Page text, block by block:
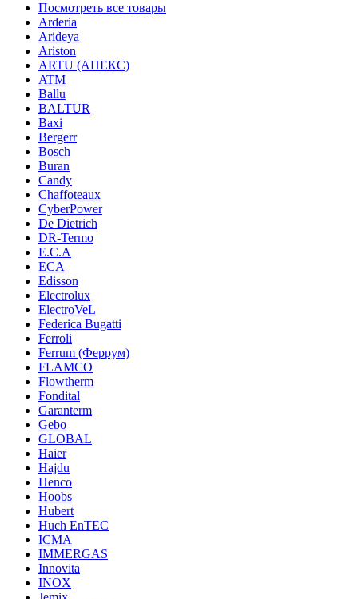
Посмотреть все товары
Arderia
Arideya
Ariston
ARTU (АПЕКС)
ATM
Ballu
BALTUR
Baxi
Bergerr
Bosch
Buran
Candy
Chaffoteaux
CyberPower
De Dietrich
DR-Termo
E.C.A
ECA
Edisson
Electrolux
ElectroVeL
Federica Bugatti
Ferroli
Ferrum (Феррум)
FLAMCO
Flowtherm
Fondital
Garanterm
Gebo
GLOBAL
Haier
Hajdu
Henco
Hoobs
Hubert
Huch EnTEC
ICMA
IMMERGAS
Innovita
INOX